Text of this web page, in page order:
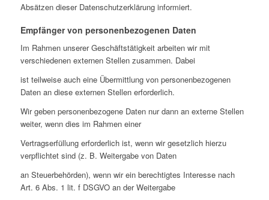
Absätzen dieser Datenschutzerklärung informiert.
Empfänger von personenbezogenen Daten
Im Rahmen unserer Geschäftstätigkeit arbeiten wir mit
verschiedenen externen Stellen zusammen. Dabei
ist teilweise auch eine Übermittlung von personenbezogenen
Daten an diese externen Stellen erforderlich.
Wir geben personenbezogene Daten nur dann an externe Stellen
weiter, wenn dies im Rahmen einer
Vertragserfüllung erforderlich ist, wenn wir gesetzlich hierzu
verpflichtet sind (z. B. Weitergabe von Daten
an Steuerbehörden), wenn wir ein berechtigtes Interesse nach
Art. 6 Abs. 1 lit. f DSGVO an der Weitergabe